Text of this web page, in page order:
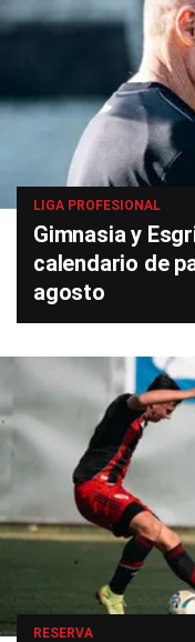
LIGA PROFESIONAL
Gimnasia y
calendario de
agosto
RESERVA